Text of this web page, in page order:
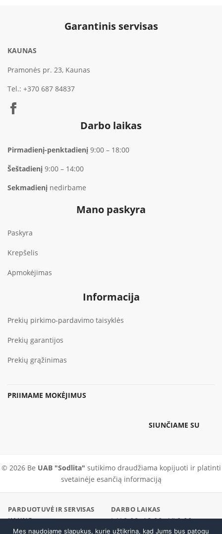
Garantinis servisas
KAUNAS
Pramonės pr. 23, Kaunas
Tel.: +370 687 84837
Darbo laikas
Pirmadienį-penktadienį 9:00 – 18:00
Šeštadienį 9:00 – 14:00
Sekmadienį nedirbame
Mano paskyra
Paskyra
Krepšelis
Apmokėjimas
Informacija
Prekių pirkimo-pardavimo taisyklės
Prekių garantijos
Prekių grąžinimas
PRIIMAME MOKĖJIMUS
SIUNČIAME SU
© 2026 Be UAB "Sodlita" sutikimo draudžiama kopijuoti ir platinti
svetainėje esančią informaciją
PARDUOTUVĖ IR SERVISAS
KAUNE
Pramonės pr. 23, Kaunas
DARBO LAIKAS
I–V 9:00–18:00 · VI 9:00–
Skambinti
Mes naudojame slapukus, kurie užtikrina, kad Jums bus patogu